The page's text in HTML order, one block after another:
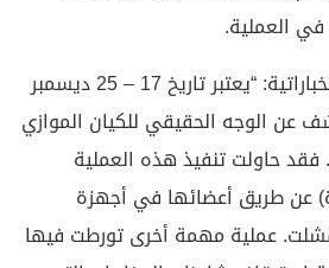
العملية.
وجاء في الوثيقة الاستخباراتية: “يعتبر تاريخ 17 – 25 ديسمبر
عن الوجه الحقيقي للكيان الموازي
حاولت تنفيذ هذه العملية
عن طريق أعضائها في أجهزة
فشلت. عملية مهمة أخرى تورطت فيها